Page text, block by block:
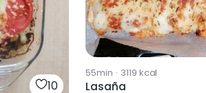
10
55min · 3119 kcal
Lasaña